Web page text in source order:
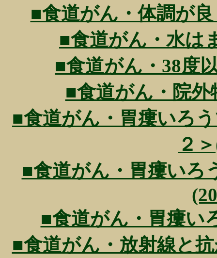
■食道がん・体調が
■食道がん・水は
■食道がん・38度
■食道がん・院外
■食道がん・胃瘻いろ
２
■食道がん・胃瘻いろ
■食道がん・胃瘻い
■食道がん・放射線と